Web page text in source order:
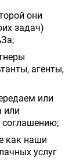
они
задач)
агенты,
или
или
соглашению;
как наши
услуг